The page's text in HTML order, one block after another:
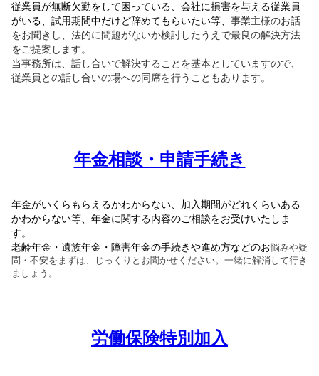
従業員が無断欠勤をして困っている、会社に損害を与える従業員
がいる、試用期間中だけど辞めてもらいたい等、 事業主様のお話
をお聞きし、法的に問題がないか検討したうえで最良の解決方法
をご提案します。
当事務所は、話し合いで解決することを基本としていますので、
従業員との話し合いの場への同席を行うこともあります。
年金相談・申請手続き
年金がいくらもらえるかわからない、加入期間がどれくらいある
かわからない等、年金に関する内容のご相談をお受けいたしま
す。
老齢年金・遺族年金・障害年金の手続きや進め方などのお悩みや疑
問・不安をまずは、じっくりとお聞かせください。一緒に解消して行き
ましょう。
労働保険特別加入